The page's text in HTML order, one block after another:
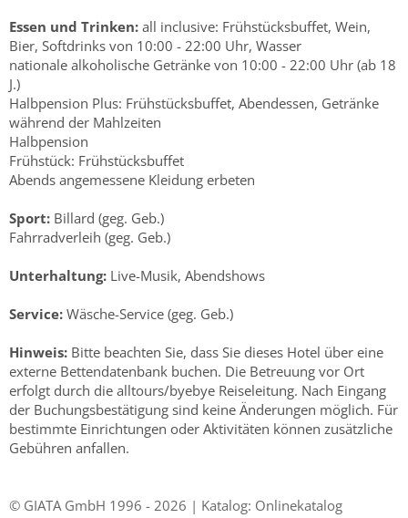
Essen und Trinken: all inclusive: Frühstücksbuffet, Wein,
Bier, Softdrinks von 10:00 - 22:00 Uhr, Wasser
nationale alkoholische Getränke von 10:00 - 22:00 Uhr (ab 18
J.)
Halbpension Plus: Frühstücksbuffet, Abendessen, Getränke
während der Mahlzeiten
Halbpension
Frühstück: Frühstücksbuffet
Abends angemessene Kleidung erbeten
Sport: Billard (geg. Geb.)
Fahrradverleih (geg. Geb.)
Unterhaltung: Live-Musik, Abendshows
Service: Wäsche-Service (geg. Geb.)
Hinweis: Bitte beachten Sie, dass Sie dieses Hotel über eine
externe Bettendatenbank buchen. Die Betreuung vor Ort
erfolgt durch die alltours/byebye Reiseleitung. Nach Eingang
der Buchungsbestätigung sind keine Änderungen möglich. Für
bestimmte Einrichtungen oder Aktivitäten können zusätzliche
Gebühren anfallen.
© GIATA GmbH 1996 - 2026 | Katalog: Onlinekatalog